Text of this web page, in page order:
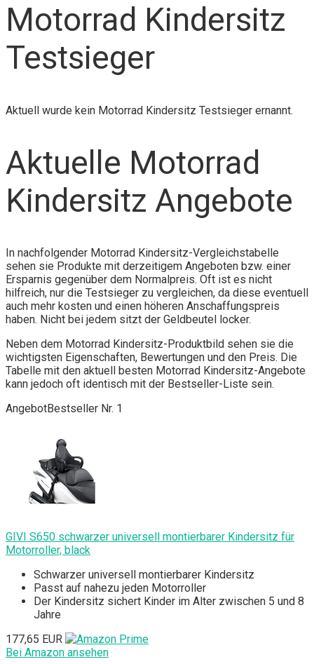
Motorrad Kindersitz
Testsieger
Aktuell wurde kein Motorrad Kindersitz Testsieger ernannt.
Aktuelle Motorrad
Kindersitz Angebote
In nachfolgender Motorrad Kindersitz-Vergleichstabelle
sehen sie Produkte mit derzeitigem Angeboten bzw. einer
Ersparnis gegenüber dem Normalpreis. Oft ist es nicht
hilfreich, nur die Testsieger zu vergleichen, da diese eventuell
auch mehr kosten und einen höheren Anschaffungspreis
haben. Nicht bei jedem sitzt der Geldbeutel locker.
Neben dem Motorrad Kindersitz-Produktbild sehen sie die
wichtigsten Eigenschaften, Bewertungen und den Preis. Die
Tabelle mit den aktuell besten Motorrad Kindersitz-Angebote
kann jedoch oft identisch mit der Bestseller-Liste sein.
AngebotBestseller Nr. 1
GIVI S650 schwarzer universell montierbarer Kindersitz für
Motorroller, black
Schwarzer universell montierbarer Kindersitz
Passt auf nahezu jeden Motorroller
Der Kindersitz sichert Kinder im Alter zwischen 5 und 8
Jahre
177,65 EUR
Bei Amazon ansehen